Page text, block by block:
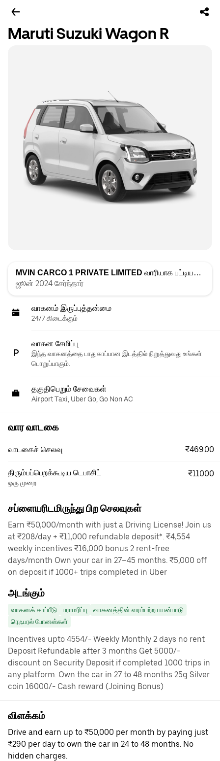
Maruti Suzuki Wagon R
MVIN CARCO 1 PRIVATE LIMITED வாரியாக பட்டியலிடப்பட்டது
ஜூன் 2024 சேர்ந்தார்
வாகனம் இருப்புத்தன்மை
24/7 கிடைக்கும்
வாகன சேமிப்பு
இந்த வாகனத்தை பாதுகாப்பான இடத்தில் நிறுத்துவது உங்கள்
பொறுப்பாகும்.
தகுதிபெறும் சேவைகள்
Airport Taxi, Uber Go, Go Non AC
வார வாடகை
வாடகைச் செலவு ₹469.00
திரும்பப்பெறக்கூடிய டெபாசிட்
ஒரு முறை
₹11000
சப்ளையரிடமிருந்து பிற செலவுகள்
Earn ₹50,000/month with just a Driving License! Join us
at ₹208/day + ₹11,000 refundable deposit*. ₹4,554
weekly incentives ₹16,000 bonus 2 rent-free
days/month Own your car in 27–45 months. ₹5,000 off
on deposit if 1000+ trips completed in Uber
அடங்கும்
வாகனக் காப்பீடு பராமரிப்பு
வாகனத்தின் வரம்பற்ற பயன்பாடு
ரெஃபரல் போனஸ்கள்
Incentives upto 4554/- Weekly Monthly 2 days no rent
Deposit Refundable after 3 months Get 5000/-
discount on Security Deposit if completed 1000 trips in
any platform. Own the car in 27 to 48 months 25g Silver
coin 16000/- Cash reward (Joining Bonus)
விளக்கம்
Drive and earn up to ₹50,000 per month by paying just
₹290 per day to own the car in 24 to 48 months. No
hidden charges.